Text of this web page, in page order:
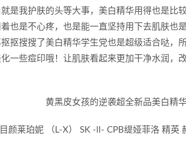
是我护肤的头等大事，美白精华用得也是比
也是不心疼，也是能一直坚持用下去肌肤也
抠搜搜了美白精华学生党也是超级适合哒，
一些痘印哦！让肌肤看起来更加干净水润，
颜莱珀妮 （L-X） SK -ll- CPB缇娅菲洛 精英